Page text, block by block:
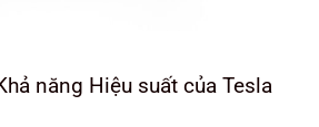
năng Hiệu suất của Tesla